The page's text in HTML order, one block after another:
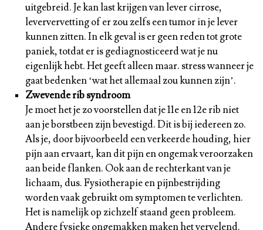
uitgebreid. Je kan last krijgen van lever cirrose,
leververvetting of er zou zelfs een tumor in je lever
kunnen zitten. In elk geval is er geen reden tot grote
paniek, totdat er is gediagnosticeerd wat je nu
eigenlijk hebt. Het geeft alleen maar. stress wanneer je
gaat bedenken ‘wat het allemaal zou kunnen zijn’.
Zwevende rib syndroom
Je moet het je zo voorstellen dat je 11e en 12e rib niet
aan je borstbeen zijn bevestigd. Dit is bij iedereen zo.
Als je, door bijvoorbeeld een verkeerde houding, hier
pijn aan ervaart, kan dit pijn en ongemak veroorzaken
aan beide flanken. Ook aan de rechterkant van je
lichaam, dus. Fysiotherapie en pijnbestrijding
worden vaak gebruikt om symptomen te verlichten.
Het is namelijk op zichzelf staand geen probleem.
Andere fysieke ongemakken maken het vervelend.